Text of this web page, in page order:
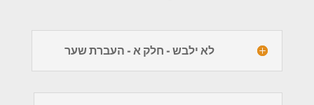
לא ילבש - חלק א - העברת שער